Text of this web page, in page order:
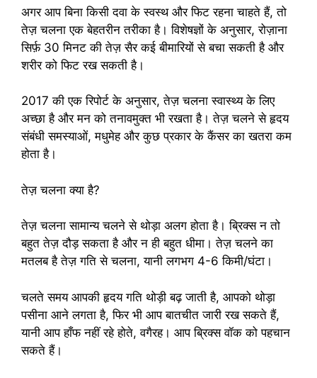
अगर आप बिना किसी दवा के स्वस्थ और फिट रहना चाहते हैं, तो
तेज़ चलना एक बेहतरीन तरीका है। विशेषज्ञों के अनुसार, रोज़ाना
सिर्फ़ 30 मिनट की तेज़ सैर कई बीमारियों से बचा सकती है और
शरीर को फिट रख सकती है।
2017 की एक रिपोर्ट के अनुसार, तेज़ चलना स्वास्थ्य के लिए
अच्छा है और मन को तनावमुक्त भी रखता है। तेज़ चलने से हृदय
संबंधी समस्याओं, मधुमेह और कुछ प्रकार के कैंसर का खतरा कम
होता है।
तेज़ चलना क्या है?
तेज़ चलना सामान्य चलने से थोड़ा अलग होता है। ब्रिक्स न तो
बहुत तेज़ दौड़ सकता है और न ही बहुत धीमा। तेज़ चलने का
मतलब है तेज़ गति से चलना, यानी लगभग 4-6 किमी/घंटा।
चलते समय आपकी हृदय गति थोड़ी बढ़ जाती है, आपको थोड़ा
पसीना आने लगता है, फिर भी आप बातचीत जारी रख सकते हैं,
यानी आप हाँफ नहीं रहे होते, वगैरह। आप ब्रिक्स वॉक को पहचान
सकते हैं।